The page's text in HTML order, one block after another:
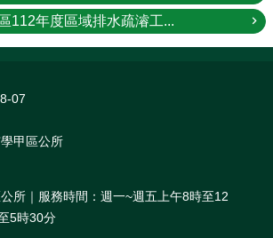
112年度區域排水疏濬工...
07
甲區公所
所｜服務時間：週一~週五上午8時至12
5時30分